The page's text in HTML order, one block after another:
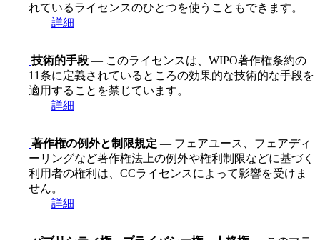
れているライセンスのひとつを使うこともできます。
詳細
技術的手段 — このライセンスは、WIPO著作権条約の
11条に定義されているところの効果的な技術的な手段を
適用することを禁じています。
詳細
著作権の例外と制限規定 — フェアユース、フェアディ
ーリングなど著作権法上の例外や権利制限などに基づく
利用者の権利は、CCライセンスによって影響を受けま
せん。
詳細